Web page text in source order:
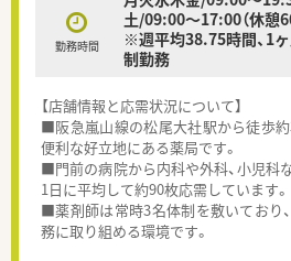
勤務時間
土/09:00～17:00（休憩
※週平均38.75時間、1
制勤務
【店舗情報と応需状況について】
■阪急嵐山線の松尾大社駅から徒歩約
便利な好立地にある薬局です。
■門前の病院から内科や外科、小児科
1日に平均して約90枚応需しています。
■薬剤師は常時3名体制を敷いており
務に取り組める環境です。